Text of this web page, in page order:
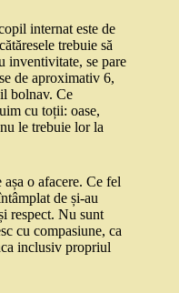
internat este de
trebuie să
inventivitate, se pare
de aproximativ 6,
bolnav. Ce
cu toții: oase,
le trebuie lor la
o afacere. Ce fel
de și-au
respect. Nu sunt
cu compasiune, ca
inclusiv propriul